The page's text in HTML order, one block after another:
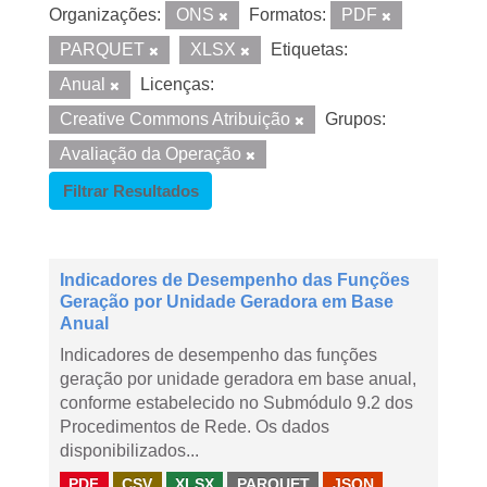
Organizações: ONS Formatos:
PDF
PARQUET
XLSX
Etiquetas:
Anual
Licenças:
Creative Commons Atribuição
Grupos:
Avaliação da Operação
Filtrar Resultados
Indicadores de Desempenho das Funções
Geração por Unidade Geradora em Base
Anual
Indicadores de desempenho das funções
geração por unidade geradora em base anual,
conforme estabelecido no Submódulo 9.2 dos
Procedimentos de Rede. Os dados
disponibilizados...